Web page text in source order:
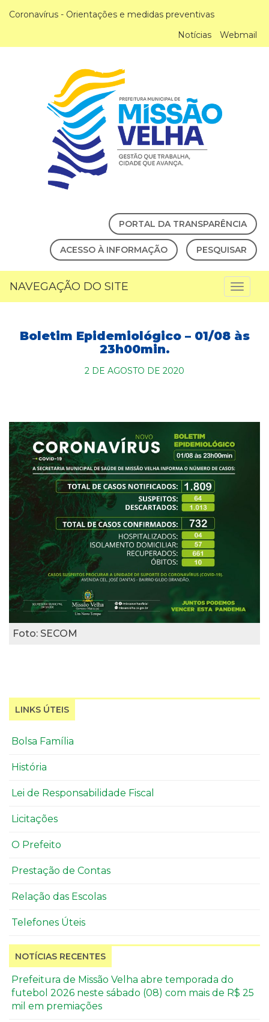
Coronavírus - Orientações e medidas preventivas
Notícias
Webmail
PORTAL DA TRANSPARÊNCIA
ACESSO À INFORMAÇÃO PESQUISAR
NAVEGAÇÃO DO SITE
Boletim Epidemiológico – 01/08 às
23h00min.
2 DE AGOSTO DE 2020
Foto: SECOM
LINKS ÚTEIS
Bolsa Família
História
Lei de Responsabilidade Fiscal
Licitações
O Prefeito
Prestação de Contas
Relação das Escolas
Telefones Úteis
NOTÍCIAS RECENTES
Prefeitura de Missão Velha abre temporada do
futebol 2026 neste sábado (08) com mais de R$ 25
mil em premiações